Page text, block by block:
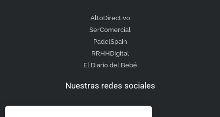
AltoDirectivo
SerComercial
PadelSpain
RRHHDigital
El Diario del Bebé
Nuestras redes sociales